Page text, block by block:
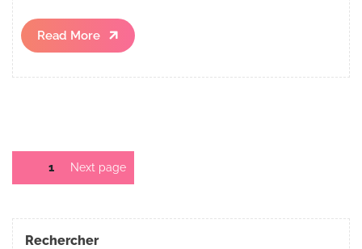
Read More
Read
More
Pagination
publications
Page1 Next page
Rechercher